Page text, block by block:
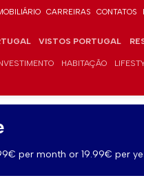
CARREIRAS CONTATOS
VISTOS PORTUGAL
HABITAÇÃO
per month or 19.99€ per